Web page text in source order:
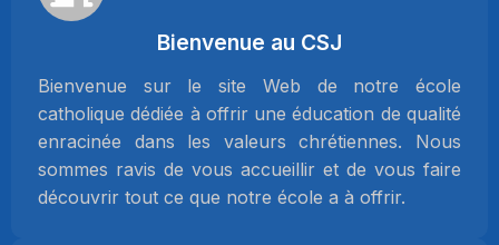
Bienvenue au CSJ
Bienvenue sur le site Web de notre école
catholique dédiée à offrir une éducation de qualité
enracinée dans les valeurs chrétiennes. Nous
sommes ravis de vous accueillir et de vous faire
découvrir tout ce que notre école a à offrir.